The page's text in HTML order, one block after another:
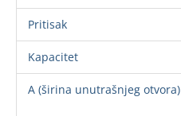
Pritisak
Kapacitet
A (širina unutrašnjeg otvora)